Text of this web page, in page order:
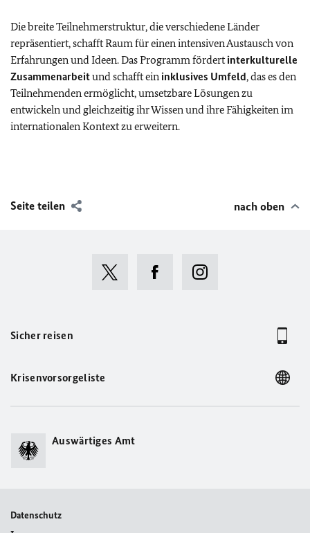
Die breite Teilnehmerstruktur, die verschiedene Länder
repräsentiert, schafft Raum für einen intensiven Austausch von
Erfahrungen und Ideen. Das Programm fördertinterkulturelle
Zusammenarbeitund schafft ein inklusives Umfeld, das es den
Teilnehmenden ermöglicht, umsetzbare Lösungen zu
entwickeln und gleichzeitig ihr Wissen und ihre Fähigkeiten im
internationalen Kontext zu erweitern.
Seite teilen nach oben
Sicher reisen
Krisenvorsorgeliste
Auswärtiges Amt
Datenschutz